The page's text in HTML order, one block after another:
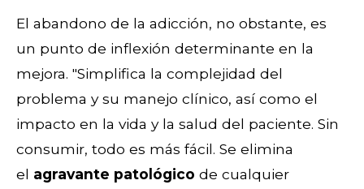
El abandono de la adicción, no obstante, es
un punto de inflexión determinante en la
mejora. "Simplifica la complejidad del
problema y su manejo clínico, así como el
impacto en la vida y la salud del paciente. Sin
consumir, todo es más fácil. Se elimina
el agravante patológico de cualquier